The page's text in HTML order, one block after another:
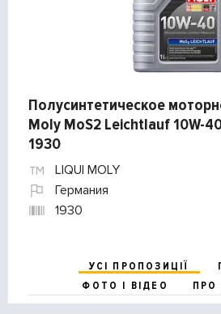
Полусинтетическое
Moly MoS2 Leichtlauf 10W-
1930
LIQUI MOLY
Германия
1930
УСІ ПРОПОЗИЦІЇ
ФОТО І ВІДЕО
ПРО